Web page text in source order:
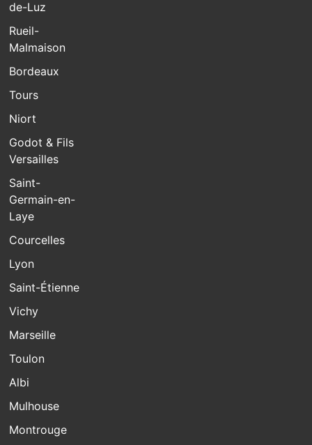
de-Luz
Rueil-
Malmaison
Bordeaux
Tours
Niort
Godot & Fils
Versailles
Saint-
Germain-en-
Laye
Courcelles
Lyon
Saint-Étienne
Vichy
Marseille
Toulon
Albi
Mulhouse
Montrouge